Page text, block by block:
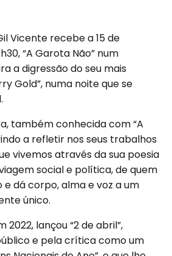
Vicente recebe a 15 de
“A Garota Não” num
a digressão do seu mais
Gold”, numa noite que se
também conhecida com “A
a refletir nos seus trabalhos
vivemos através da sua poesia
social e política, de quem
dá corpo, alma e voz a um
único.
2022, lançou “2 de abril”,
e pela crítica como um